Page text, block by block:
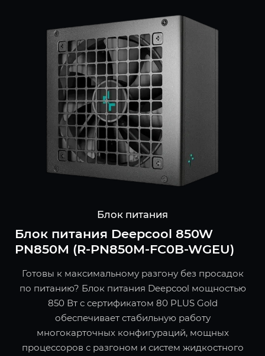
Блок питания
Блок питания Deepcool 850W
PN850M (R-PN850M-FC0B-WGEU)
Готовы к максимальному разгону без просадок
по питанию? Блок питания Deepcool мощностью
850 Вт с сертификатом 80 PLUS Gold
обеспечивает стабильную работу
многокарточных конфигураций, мощных
процессоров с разгоном и систем жидкостного